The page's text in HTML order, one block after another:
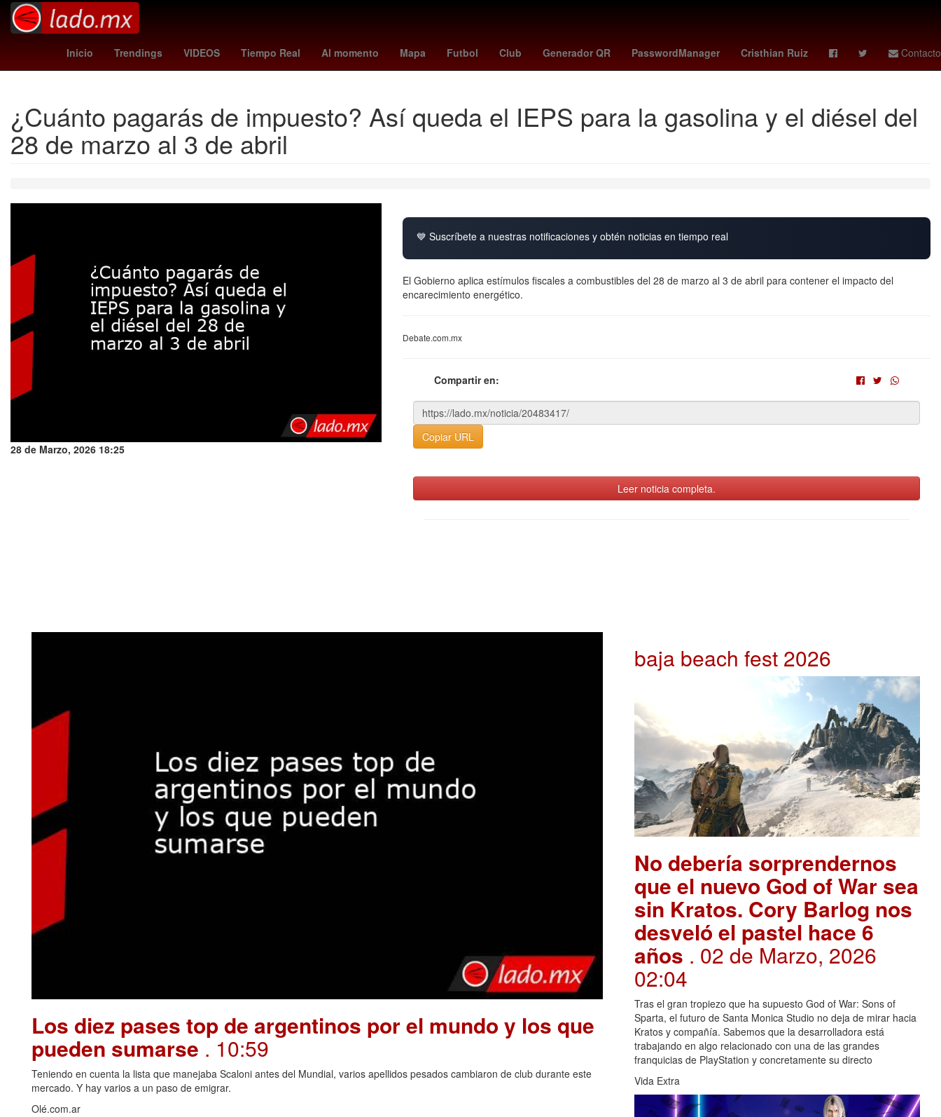
Inicio Trendings VIDEOS Tiempo Real Al momento Mapa Futbol Club Generador QR PasswordManager Cristhian Ruiz Contacto
Dólar estadounidense Maíz transgénico Aguascalientes Amistosos Brasil China frankfurt - hoffenheim #OndaDeCalor Selección de fútbol de Gabón Marc Cucurella
¿Cuánto pagarás de impuesto? Así queda el IEPS para la gasolina y el diésel del
28 de marzo al 3 de abril
28 de Marzo, 2026 18:25
💙 Suscríbete a nuestras notificaciones y obtén noticias en tiempo real
El Gobierno aplica estímulos fiscales a combustibles del 28 de marzo al 3 de abril para contener el impacto del
encarecimiento energético.
Debate.com.mx
Compartir en:
Copiar URL
Leer noticia completa.
Los diez pases top de argentinos por el mundo y los que
pueden sumarse . 10:59
Teniendo en cuenta la lista que manejaba Scaloni antes del Mundial, varios apellidos pesados cambiaron de club durante este
mercado. Y hay varios a un paso de emigrar.
Olé.com.ar
baja beach fest 2026
No debería sorprendernos
que el nuevo God of War sea
sin Kratos. Cory Barlog nos
desveló el pastel hace 6
años . 02 de Marzo, 2026
02:04
Tras el gran tropiezo que ha supuesto God of War: Sons of
Sparta, el futuro de Santa Monica Studio no deja de mirar hacia
Kratos y compañía. Sabemos que la desarrolladora está
trabajando en algo relacionado con una de las grandes
franquicias de PlayStation y concretamente su directo
Vida Extra